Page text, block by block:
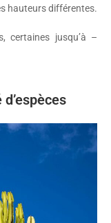
hauteurs différentes.
certaines jusqu’à –